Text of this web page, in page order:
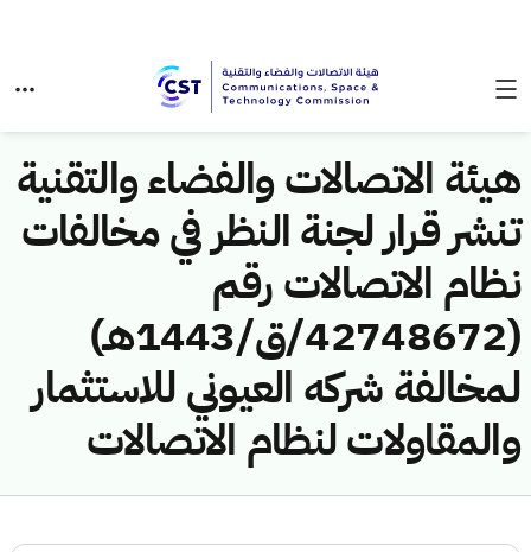
هيئة الاتصالات والفضاء والتقنية
تنشر قرار لجنة النظر في مخالفات
نظام الاتصالات رقم
(42748672/ق/1443هـ)
لمخالفة شركه العيوني للاستثمار
والمقاولات لنظام الاتصالات